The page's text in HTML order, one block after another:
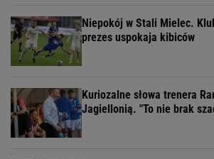
Niepokój w Stali Mielec.
prezes uspokaja kibiców
Kuriozalne słowa trenera
Jagiellonią. "To nie brak